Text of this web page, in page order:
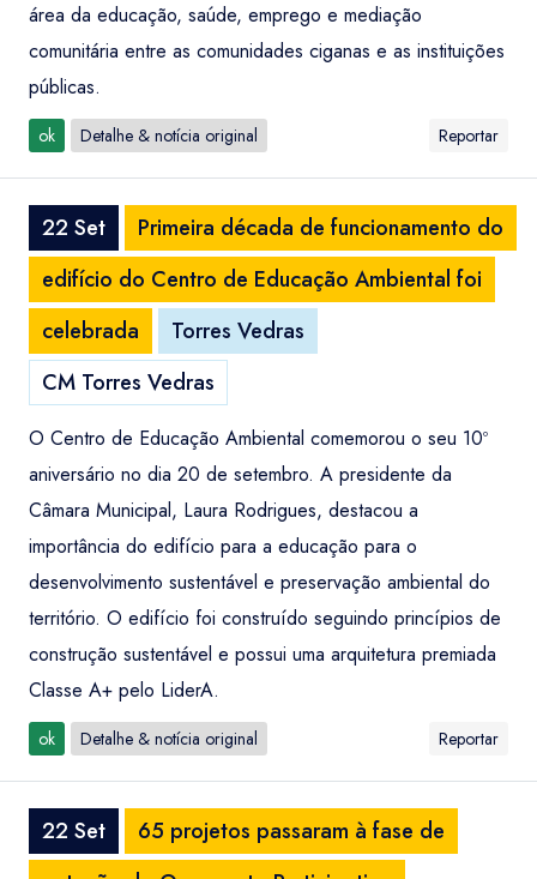
área da educação, saúde, emprego e mediação
comunitária entre as comunidades ciganas e as instituições
públicas.
ok Detalhe & notícia original Reportar
22 Set
Primeira década de funcionamento do
edifício do Centro de Educação Ambiental foi
celebrada
Torres Vedras
CM Torres Vedras
O Centro de Educação Ambiental comemorou o seu 10º
aniversário no dia 20 de setembro. A presidente da
Câmara Municipal, Laura Rodrigues, destacou a
importância do edifício para a educação para o
desenvolvimento sustentável e preservação ambiental do
território. O edifício foi construído seguindo princípios de
construção sustentável e possui uma arquitetura premiada
Classe A+ pelo LiderA.
ok Detalhe & notícia original Reportar
22 Set
65 projetos passaram à fase de